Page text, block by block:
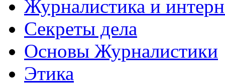
Журналистика и
Секреты дела
Основы Журналистики
Этика